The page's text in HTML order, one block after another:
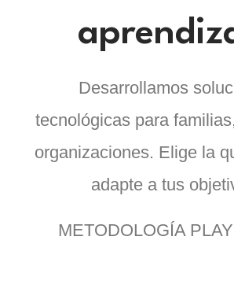
Desarrollamos
tecnológicas para
organizaciones. Elige la
adapte a tus
METODOLOGÍA